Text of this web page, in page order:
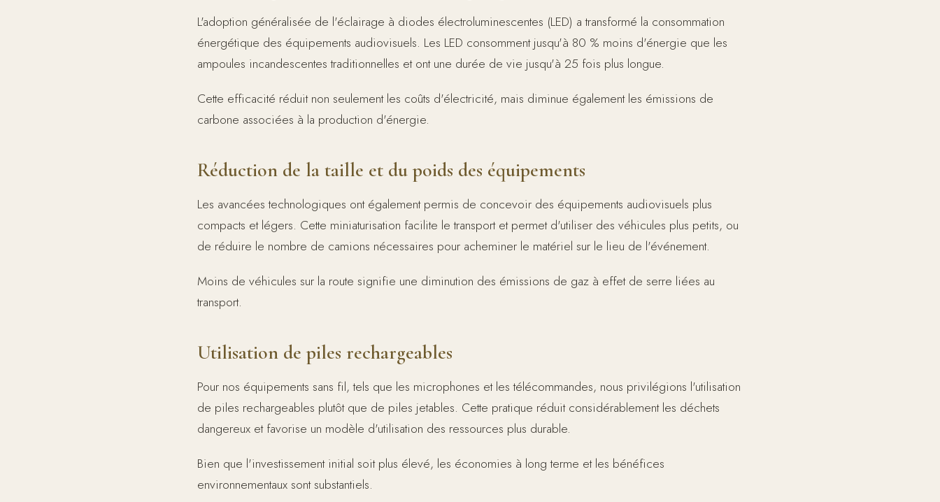
L'adoption généralisée de l'éclairage à diodes électroluminescentes (LED) a transformé la consommation
énergétique des équipements audiovisuels. Les LED consomment jusqu'à 80 % moins d'énergie que les
ampoules incandescentes traditionnelles et ont une durée de vie jusqu'à 25 fois plus longue.
Cette efficacité réduit non seulement les coûts d'électricité, mais diminue également les émissions de
carbone associées à la production d'énergie.
Réduction de la taille et du poids des équipements
Les avancées technologiques ont également permis de concevoir des équipements audiovisuels plus
compacts et légers. Cette miniaturisation facilite le transport et permet d'utiliser des véhicules plus petits, ou
de réduire le nombre de camions nécessaires pour acheminer le matériel sur le lieu de l'événement.
Moins de véhicules sur la route signifie une diminution des émissions de gaz à effet de serre liées au
transport.
Utilisation de piles rechargeables
Pour nos équipements sans fil, tels que les microphones et les télécommandes, nous privilégions l'utilisation
de piles rechargeables plutôt que de piles jetables. Cette pratique réduit considérablement les déchets
dangereux et favorise un modèle d'utilisation des ressources plus durable.
Bien que l'investissement initial soit plus élevé, les économies à long terme et les bénéfices
environnementaux sont substantiels.